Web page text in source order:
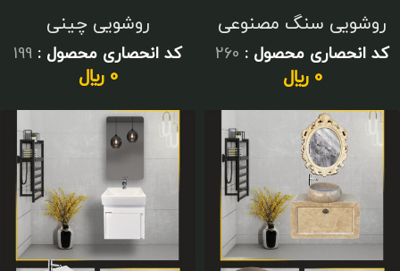
روشویی سنگ مصنوعی
کد انحصاری محصول : 260
0 ﷼
روشویی چینی
کد انحصاری محصول : 199
0 ﷼